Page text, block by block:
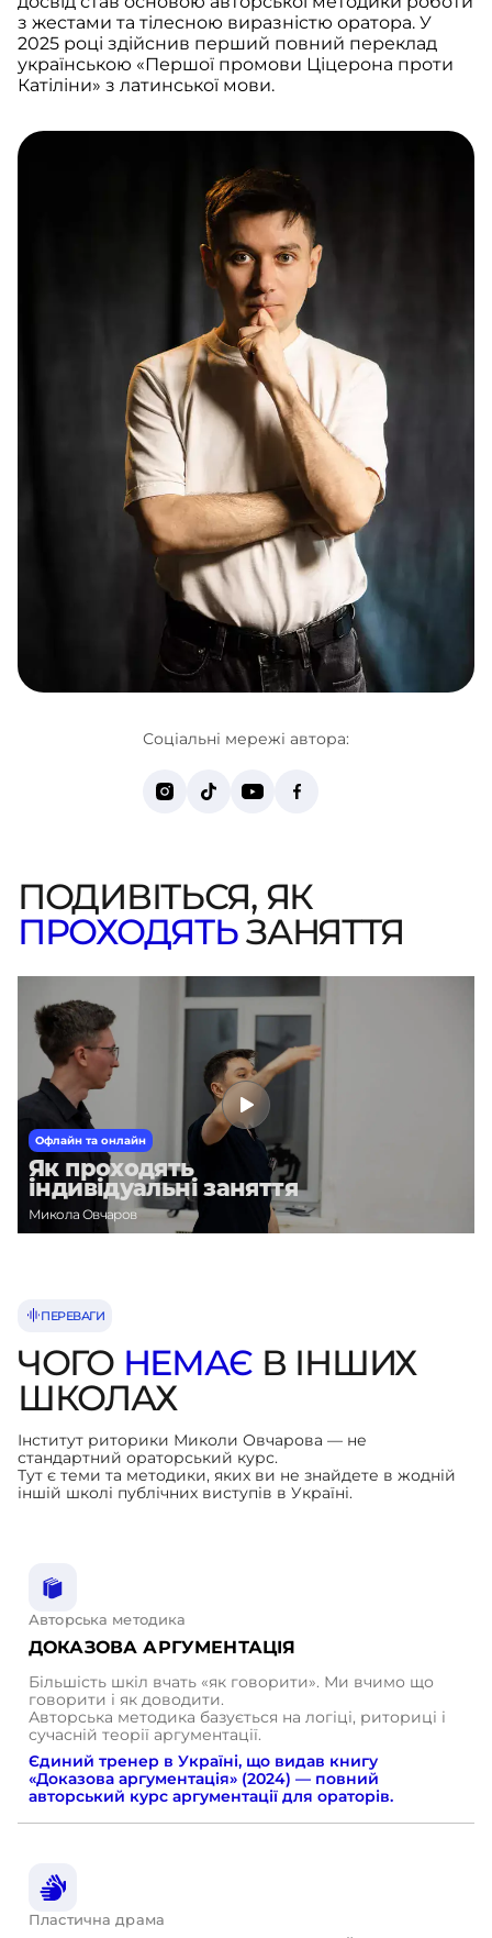
з жестами та тілесною виразністю оратора. У
2025 році здійснив перший повний переклад
українською «Першої промови Ціцерона проти
Катіліни» з латинської мови.
Соціальні мережі автора:
ПОДИВІТЬСЯ, ЯК
ПРОХОДЯТЬЗАНЯТТЯ
Офлайн та онлайн
Як проходять
індивідуальні заняття
Микола Овчаров
ПЕРЕВАГИ
ЧОГО НЕМАЄ В ІНШИХ
ШКОЛАХ
Інститут риторики Миколи Овчарова — не
стандартний ораторський курс.
Тут є теми та методики, яких ви не знайдете в жодній
іншій школі публічних виступів в Україні.
Авторська методика
ДОКАЗОВА АРГУМЕНТАЦІЯ
Більшість шкіл вчать «як говорити». Ми вчимо що
говорити і як доводити.
Авторська методика базується на логіці, риториці і
сучасній теорії аргументації.
Єдиний тренер в Україні, що видав книгу
«Доказова аргументація» (2024) — повний
авторський курс аргументації для ораторів.
Пластична драма